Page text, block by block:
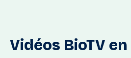
Vidéos BioTV en